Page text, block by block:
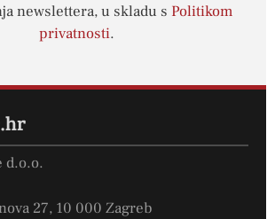
newslettera, u skladu s Politikom
privatnosti.
d.o.o.
27, 10 000 Zagreb